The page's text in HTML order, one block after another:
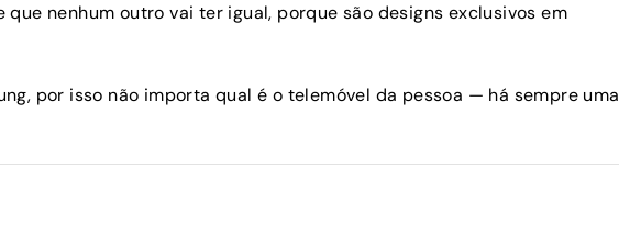
nenhum outro vai ter igual, porque são designs exclusivos em
por isso não importa qual é o telemóvel da pessoa — há sempre uma